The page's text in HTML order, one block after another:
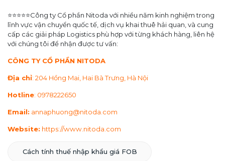
⭐⭐⭐⭐⭐Công ty Cổ phần Nitoda với nhiều năm kinh nghiệm trong
lĩnh vực vận chuyển quốc tế, dịch vụ khai thuê hải quan, và cung
cấp các giải pháp Logistics phù hợp với từng khách hàng, liên hệ
với chúng tôi để nhận được tư vấn:
CÔNG TY CỔ PHẦN NITODA
Địa chỉ: 204 Hồng Mai, Hai Bà Trưng, Hà Nội
Hotline: 0978222650
Email: annaphuong@nitoda.com
Website: https://www.nitoda.com
Cách tính thuế nhập khẩu giá FOB